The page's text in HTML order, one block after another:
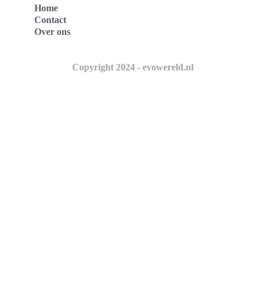
Home
Contact
Over ons
Copyright 2024 - evowereld.nl